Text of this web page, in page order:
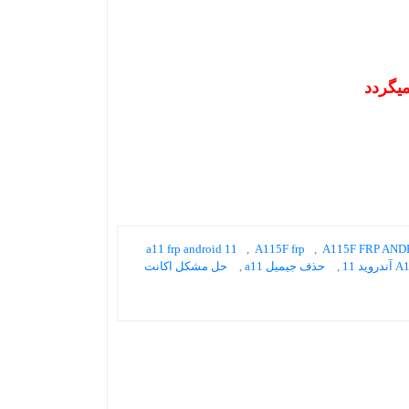
a11 frp android 11 , A115F frp , A115F FRP
,
حذف جیمیل a11 , حل مشکل اکانت